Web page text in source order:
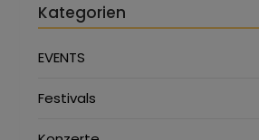
Kategorien
EVENTS
Festivals